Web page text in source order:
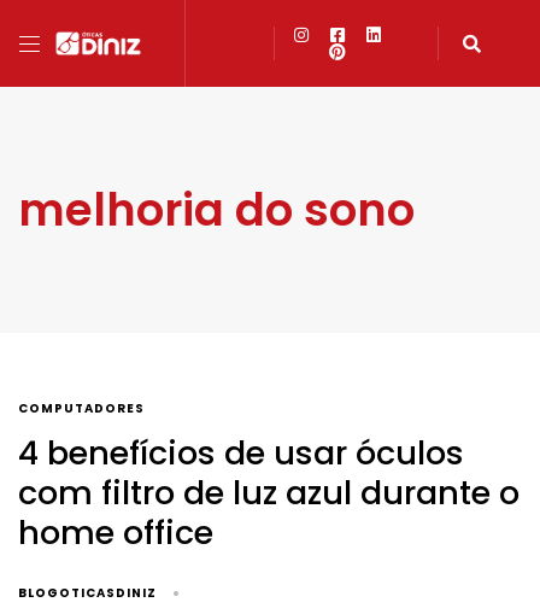
melhoria do sono
COMPUTADORES
4 benefícios de usar óculos
com filtro de luz azul durante o
home office
BLOGOTICASDINIZ